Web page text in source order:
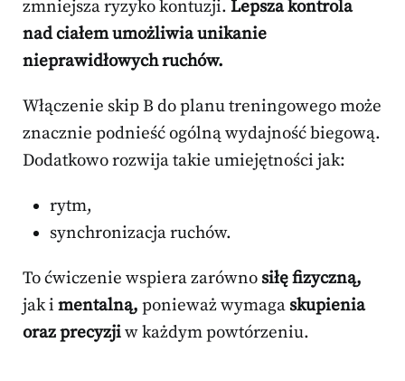
zmniejsza ryzyko kontuzji. Lepsza kontrola
nad ciałem umożliwia unikanie
nieprawidłowych ruchów.
Włączenie skip B do planu treningowego może
znacznie podnieść ogólną wydajność biegową.
Dodatkowo rozwija takie umiejętności jak:
rytm,
synchronizacja ruchów.
To ćwiczenie wspiera zarówno siłę fizyczną,
jak i mentalną, ponieważ wymaga skupienia
oraz precyzjiw każdym powtórzeniu.